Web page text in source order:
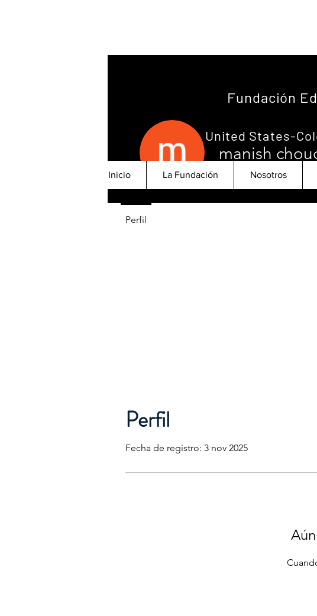
Fundación
United States-
Inicio La Fundación Nosotros
Perfil
Fecha de registro: 3 nov 2025
manish
seguidores 0
Perfil